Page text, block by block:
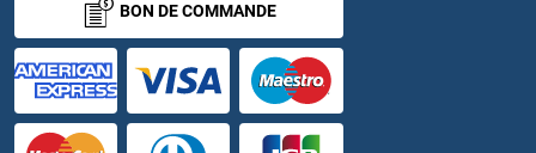
BON DE COMMANDE